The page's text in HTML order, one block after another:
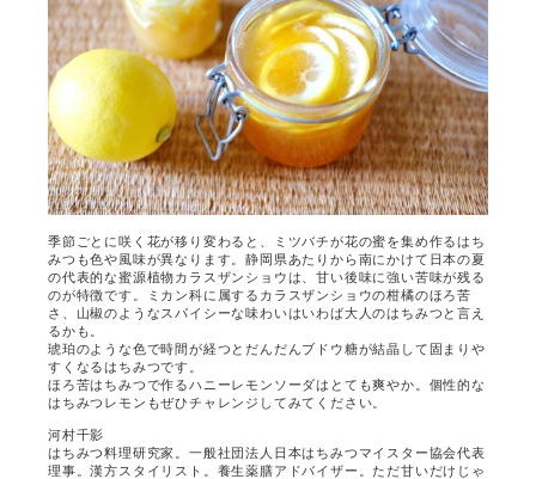
季節ごとに咲く花が移り変わると、ミツバチが花の蜜を集め作るはち
みつも色や風味が異なります。静岡県あたりから南にかけて日本の夏
の代表的な蜜源植物カラスザンショウは、甘い後味に強い苦味が残る
のが特徴です。ミカン科に属するカラスザンショウの柑橘のほろ苦
さ、山椒のようなスパイシーな味わいはいわば大人のはちみつと言え
るかも。
琥珀のような色で時間が経つとだんだんブドウ糖が結晶して固まりや
すくなるはちみつです。
ほろ苦はちみつで作るハニーレモンソーダはとても爽やか。個性的な
はちみつレモンもぜひチャレンジしてみてください。
河村千影
はちみつ料理研究家。一般社団法人日本はちみつマイスター協会代表
理事。漢方スタイリスト。養生薬膳アドバイザー。ただ甘いだけじゃ